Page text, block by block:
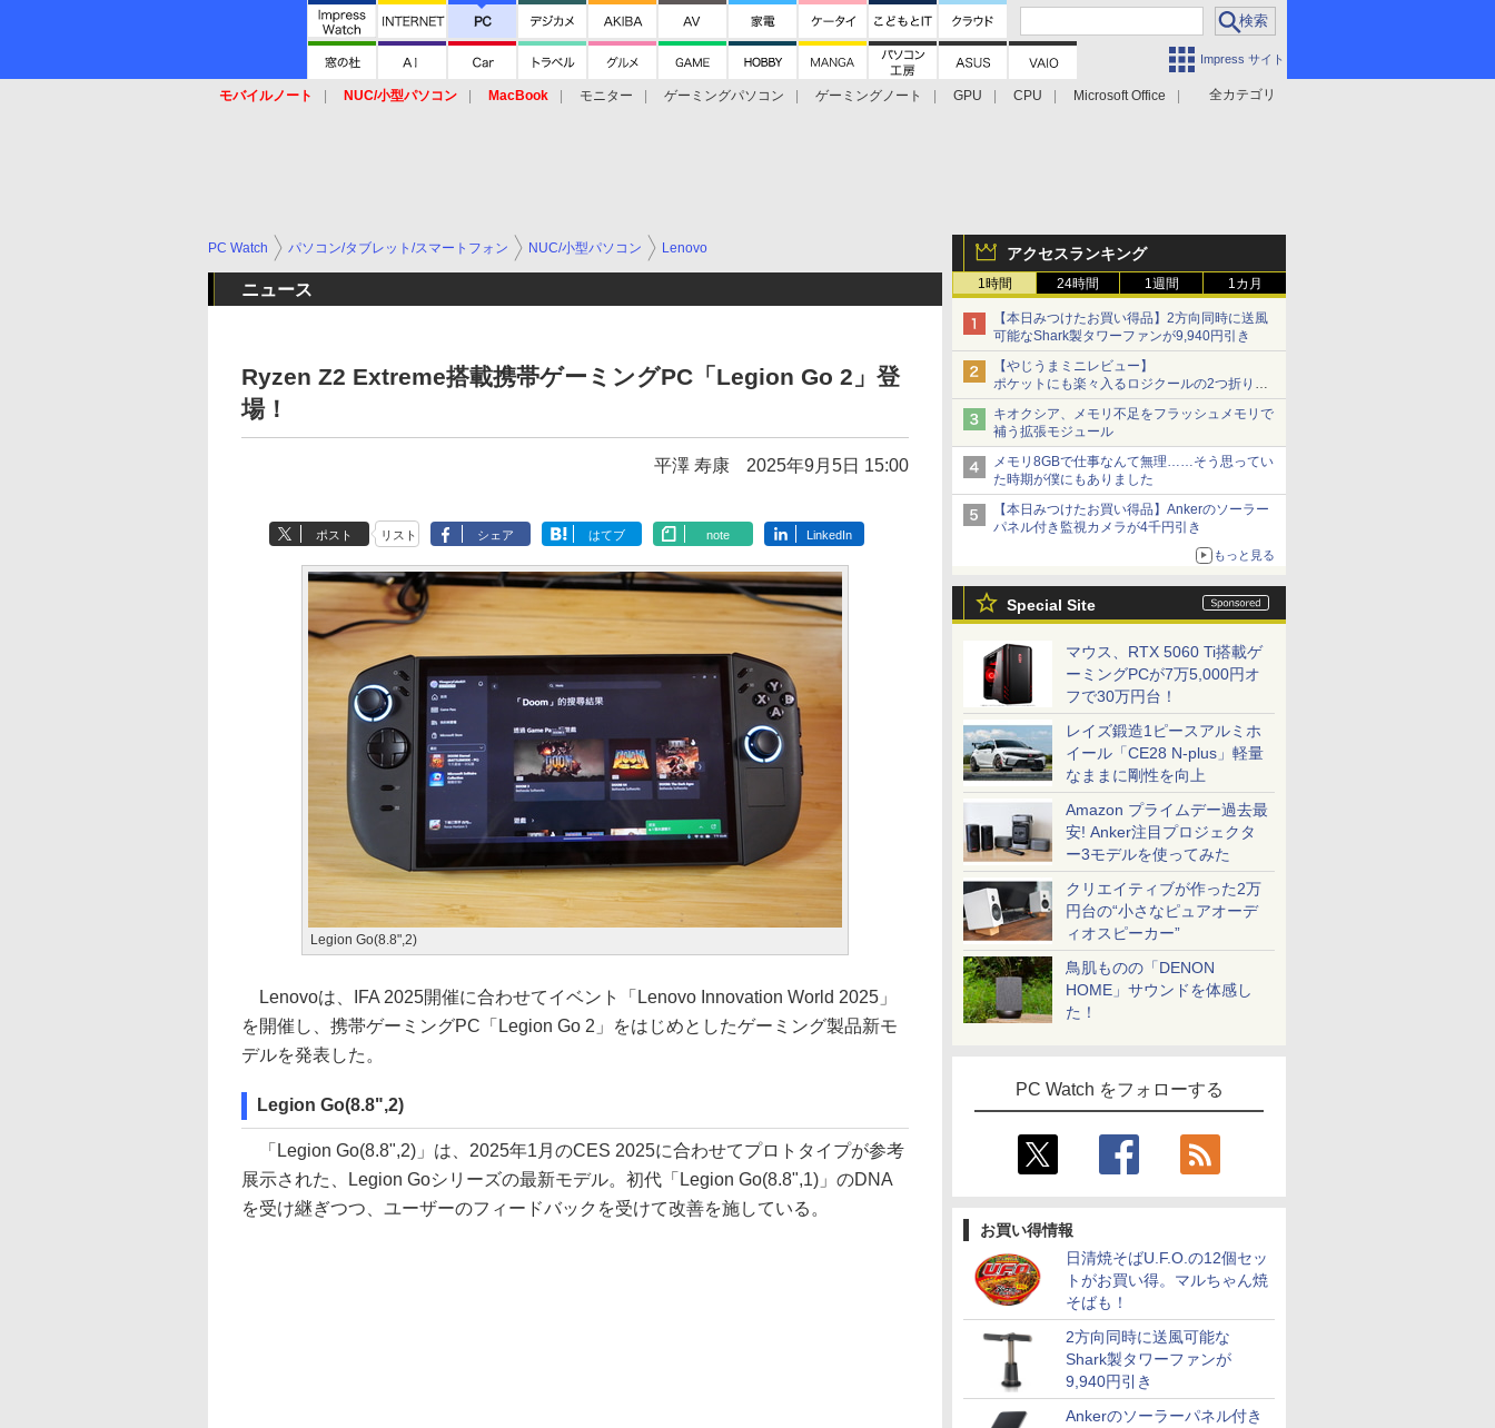
Impress サイト
全カテゴリ
モバイルノート NUC/小型パソコン MacBook モニター ゲーミングパソコン ゲーミングノート GPU CPU
Microsoft Office
アクセスランキング
1時間 24時間 1週間 1カ月
【本日みつけたお買い得品】2方向同時に送風
可能なShark製タワーファンが9,940円引き
【やじうまミニレビュー】
ポケットにも楽々入るロジクールの2つ折りマ
ウス「Mobi Fold」。その気になるギミックと
は？
キオクシア、メモリ不足をフラッシュメモリで
補う拡張モジュール
メモリ8GBで仕事なんて無理……そう思ってい
た時期が僕にもありました
【本日みつけたお買い得品】Ankerのソーラー
パネル付き監視カメラが4千円引き
もっと見る
Special Site
マウス、RTX 5060 Ti搭載ゲ
ーミングPCが7万5,000円オ
フで30万円台！
レイズ鍛造1ピースアルミホ
イール「CE28 N-plus」軽量
なままに剛性を向上
Amazon プライムデー過去最
安! Anker注目プロジェクタ
ー3モデルを使ってみた
クリエイティブが作った2万
円台の“小さなピュアオーデ
ィオスピーカー”
鳥肌ものの「DENON
HOME」サウンドを体感し
た！
PC Watch をフォローする
お買い得情報
日清焼そばU.F.O.の12個セッ
トがお買い得。マルちゃん焼
そばも！
2方向同時に送風可能な
Shark製タワーファンが
9,940円引き
Ankerのソーラーパネル付き
PC Watch パソコン/タブレット/スマートフォン NUC/小型パソコン Lenovo
ニュース
Ryzen Z2 Extreme搭載携帯ゲーミングPC「Legion Go 2」登
場！
平澤 寿康 2025年9月5日 15:00
ポスト リスト シェア はてブ note LinkedIn
Legion Go(8.8",2)
Lenovoは、IFA 2025開催に合わせてイベント「Lenovo Innovation World 2025」
を開催し、携帯ゲーミングPC「Legion Go 2」をはじめとしたゲーミング製品新モ
デルを発表した。
Legion Go(8.8",2)
「Legion Go(8.8",2)」は、2025年1月のCES 2025に合わせてプロトタイプが参考
展示された、Legion Goシリーズの最新モデル。初代「Legion Go(8.8",1)」のDNA
を受け継ぎつつ、ユーザーのフィードバックを受けて改善を施している。